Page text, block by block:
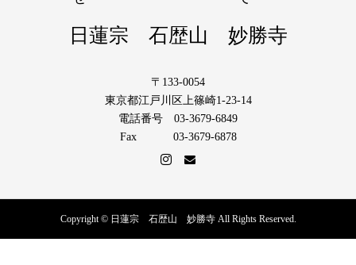
日蓮宗 石歴山 妙勝寺
〒133-0054
東京都江戸川区上篠崎1-23-14
電話番号 03-3679-6849
Fax 03-3679-6878
Copyright © 日蓮宗 石歴山 妙勝寺 All Rights Reserved.